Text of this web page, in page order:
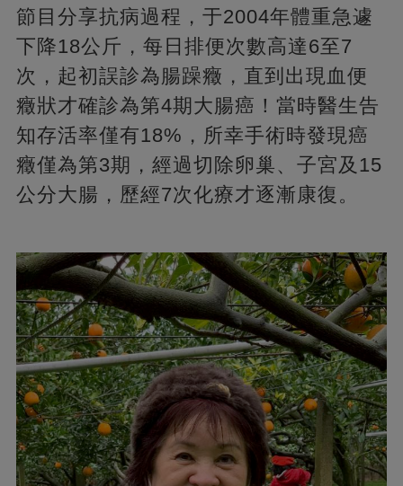
節目分享抗病過程，于2004年體重急遽
下降18公斤，每日排便次數高達6至7
次，起初誤診為腸躁癥，直到出現血便
癥狀才確診為第4期大腸癌！當時醫生告
知存活率僅有18%，所幸手術時發現癌
癥僅為第3期，經過切除卵巢、子宮及15
公分大腸，歷經7次化療才逐漸康復。